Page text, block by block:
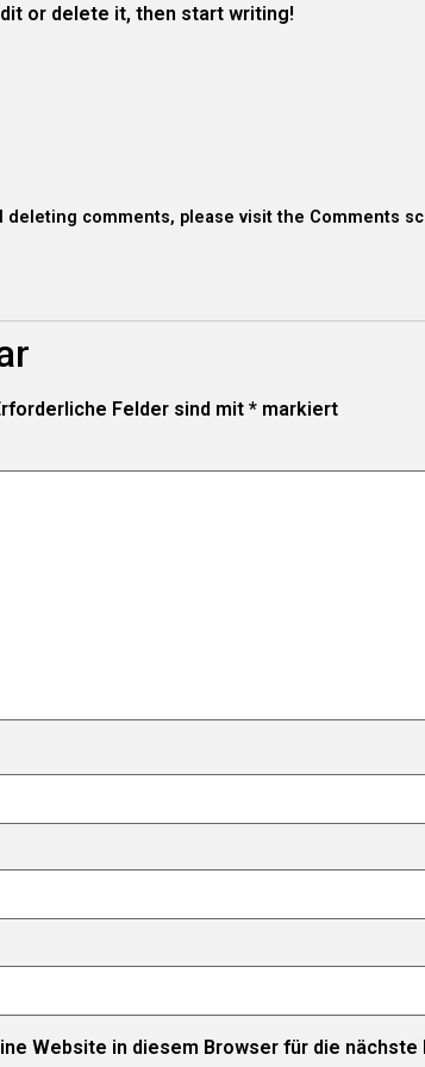
or delete it, then start writing!
comments, please visit the Comments
Felder sind mit * markiert
Website in diesem Browser für die